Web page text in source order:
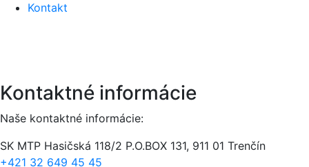
Kontakt
Kontaktné informácie
Naše kontaktné informácie:
SK MTP Hasičská 118/2 P.O.BOX 131, 911 01 Trenčín
+421 32 649 45 45